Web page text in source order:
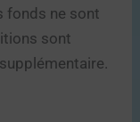
fonds ne sont
sont